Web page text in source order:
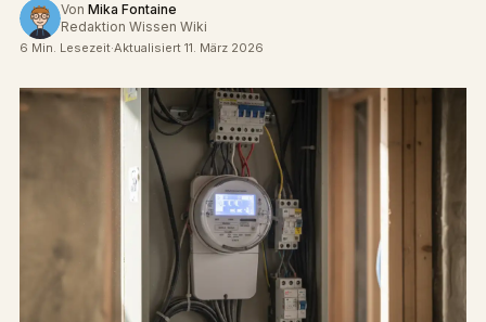
Von Mika Fontaine
Redaktion Wissen Wiki
6 Min. Lesezeit·Aktualisiert 11. März 2026